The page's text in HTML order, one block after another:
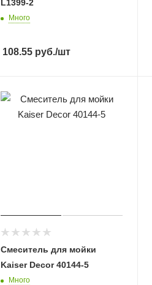
L1399-2
Много
108.55 руб./шт
Cмеситель для мойки
Kaiser Decor 40144-5
Много